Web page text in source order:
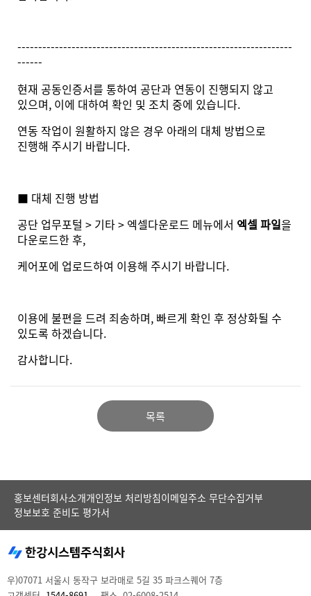
------------------------------------------------------------------
------
현재 공동인증서를 통하여 공단과 연동이 진행되지 않고
있으며, 이에 대하여 확인 및 조치 중에 있습니다.
연동 작업이 원활하지 않은 경우 아래의 대체 방법으로
진행해 주시기 바랍니다.
■ 대체 진행 방법
공단 업무포털 > 기타 > 엑셀다운로드 메뉴에서 엑셀 파일을
다운로드한 후,
케어포에 업로드하여 이용해 주시기 바랍니다.
이용에 불편을 드려 죄송하며, 빠르게 확인 후 정상화될 수
있도록 하겠습니다.
감사합니다.
목록
홍보센터회사소개개인정보 처리방침이메일주소 무단수집거부
정보보호 준비도 평가서
우)07071 서울시 동작구 보라매로 5길 35 파크스퀘어 7층